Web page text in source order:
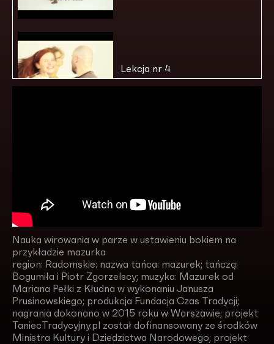
Lekcja nr 4
Nauka wirowania w parze w ustawieniu bokiem na
przykładzie mazurka
region: Radomskie: nazwa tańca: mazurek; tańczą:
Bogumiła i Piotr Zgorzelscy; muzyka: Mazurek od
Mariana Pełki z Kłudna w wykonaniu Janusza
Prusinowskiego; produkcja Fundacja Czas Tradycji;
nagrania dokonano w 2015 roku w Warszawie; projekt
TaniecTradycyjny.pl został dofinansowany ze środków
Ministra Kultury i Dziedzictwa Narodowego; projekt